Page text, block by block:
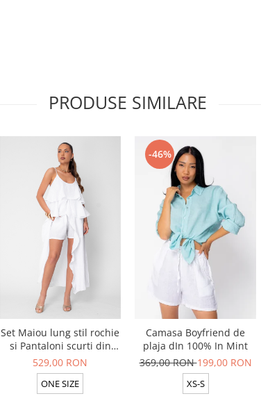
PRODUSE SIMILARE
Set Maiou lung stil rochie
si Pantaloni scurti din
100% in White
529,00 RON
ONE SIZE
-46%
Camasa Boyfriend de
plaja dIn 100% In Mint
369,00 RON199,00 RON
XS-S